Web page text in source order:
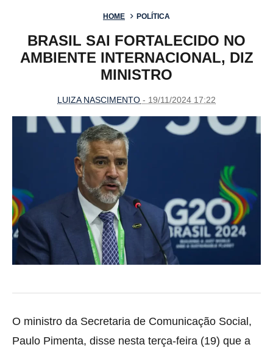
HOME POLÍTICA
BRASIL SAI FORTALECIDO NO
AMBIENTE INTERNACIONAL, DIZ
MINISTRO
LUIZA NASCIMENTO - 19/11/2024 17:22
O ministro da Secretaria de Comunicação Social,
Paulo Pimenta, disse nesta terça-feira (19) que a